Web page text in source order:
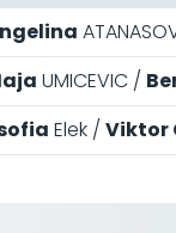
UMICEVIC
Elek Viktor